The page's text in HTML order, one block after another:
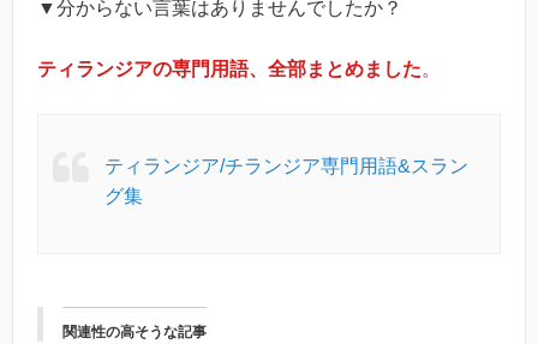
▼分からない言葉はありませんでしたか？
ティランジアの専門用語、全部まとめました。
ティランジア/チランジア専門用語&スラン
グ集
関連性の高そうな記事